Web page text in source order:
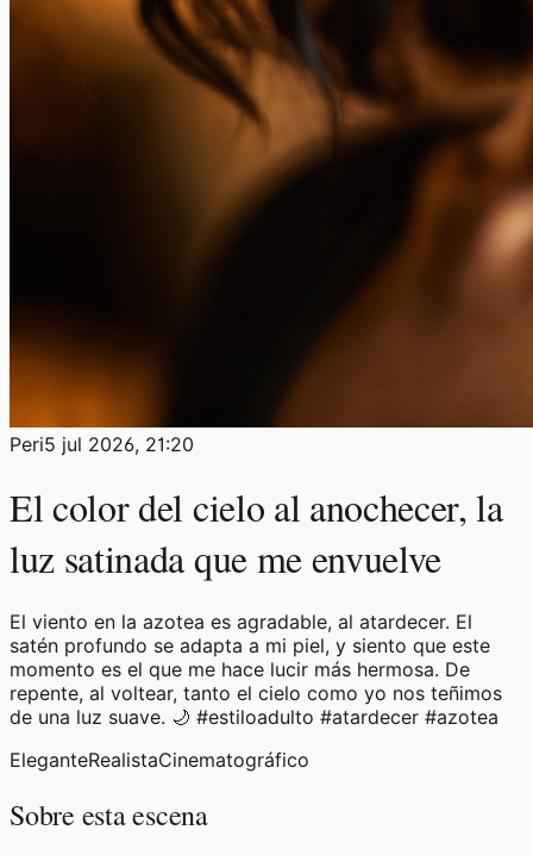
Peri5 jul 2026, 21:20
El color del cielo al anochecer, la
luz satinada que me envuelve
El viento en la azotea es agradable, al atardecer. El
satén profundo se adapta a mi piel, y siento que este
momento es el que me hace lucir más hermosa. De
repente, al voltear, tanto el cielo como yo nos teñimos
de una luz suave. 🌙 #estiloadulto #atardecer #azotea
EleganteRealistaCinematográfico
Sobre esta escena